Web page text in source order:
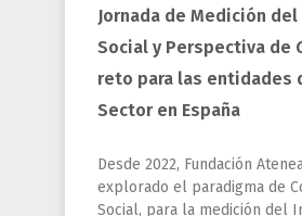
Jornada de Medición
Social y Perspectiva de
reto para las entidades
Sector en España
Desde 2022, Fundación
explorado el paradigma de
Social, para la medición del